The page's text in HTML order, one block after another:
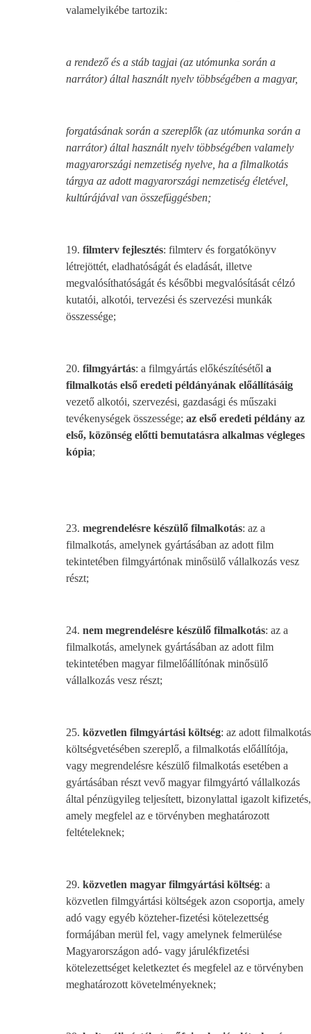
valamelyikébe tartozik:
a rendező és a stáb tagjai (az utómunka során a
narrátor) által használt nyelv többségében a magyar,
forgatásának során a szereplők (az utómunka során a
narrátor) által használt nyelv többségében valamely
magyarországi nemzetiség nyelve, ha a filmalkotás
tárgya az adott magyarországi nemzetiség életével,
kultúrájával van összefüggésben;
19. filmterv fejlesztés: filmterv és forgatókönyv
létrejöttét, eladhatóságát és eladását, illetve
megvalósíthatóságát és későbbi megvalósítását célzó
kutatói, alkotói, tervezési és szervezési munkák
összessége;
20. filmgyártás: a filmgyártás előkészítésétől a
filmalkotás első eredeti példányának előállításáig
vezető alkotói, szervezési, gazdasági és műszaki
tevékenységek összessége; az első eredeti példány az
első, közönség előtti bemutatásra alkalmas végleges
kópia;
23. megrendelésre készülő filmalkotás: az a
filmalkotás, amelynek gyártásában az adott film
tekintetében filmgyártónak minősülő vállalkozás vesz
részt;
24. nem megrendelésre készülő filmalkotás: az a
filmalkotás, amelynek gyártásában az adott film
tekintetében magyar filmelőállítónak minősülő
vállalkozás vesz részt;
25. közvetlen filmgyártási költség: az adott filmalkotás
költségvetésében szereplő, a filmalkotás előállítója,
vagy megrendelésre készülő filmalkotás esetében a
gyártásában részt vevő magyar filmgyártó vállalkozás
által pénzügyileg teljesített, bizonylattal igazolt kifizetés,
amely megfelel az e törvényben meghatározott
feltételeknek;
29. közvetlen magyar filmgyártási költség: a
közvetlen filmgyártási költségek azon csoportja, amely
adó vagy egyéb közteher-fizetési kötelezettség
formájában merül fel, vagy amelynek felmerülése
Magyarországon adó- vagy járulékfizetési
kötelezettséget keletkeztet és megfelel az e törvényben
meghatározott követelményeknek;